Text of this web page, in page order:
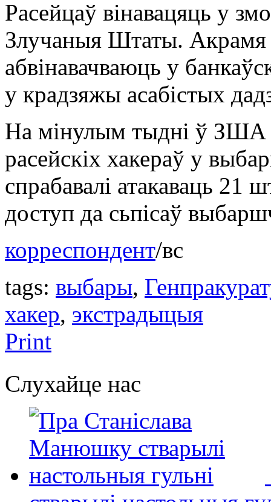
Расейцаў вінавацяць у
Злучаныя Штаты. Акрамя
абвінавачваюць у
у крадзяжы асабістых
На мінулым тыдні ў ЗША
расейскіх хакераў у
спрабавалі атакаваць 21
доступ да сьпісаў
корреспондент/вс
tags: выбары,
хакер, экстрадыцыя
Print
Слухайце нас